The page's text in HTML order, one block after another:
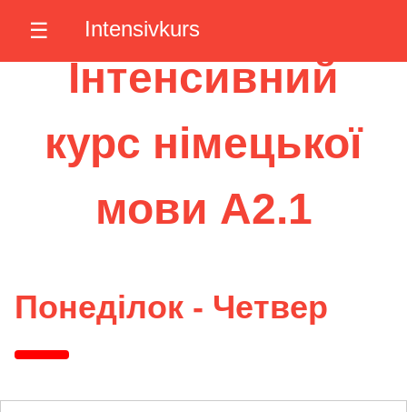
☰ Intensivkurs
Інтенсивний
курс німецької
мови A2.1
Понеділок - Четвер